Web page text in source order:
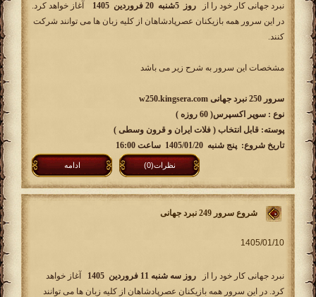
نبرد جهانی کار خود را از روز 5شنبه 20 فروردین 1405
آغاز خواهد کرد.
در این سرور همه بازیکنان عصرپادشاهان از کلیه زبان ها می توانند شرکت
کنند.
مشخصات این سرور به شرح زیر می باشد
سرور 250 نبرد جهانی w250.kingsera.com
نوع : سوپر اکسپرس( 60 روزه )
پوسته: قابل انتخاب ( فلات ایران و قرون وسطی )
تاریخ شروع: پنج شنبه 1405/01/20 ساعت 16:00
ادامه نظرات(0)
شروع سرور 249 نبرد جهانی
نبرد جهانی کار خود را از روز سه شنبه 11 فروردین 1405
آغاز خواهد
کرد. در این سرور همه بازیکنان عصرپادشاهان از کلیه زبان ها می توانند